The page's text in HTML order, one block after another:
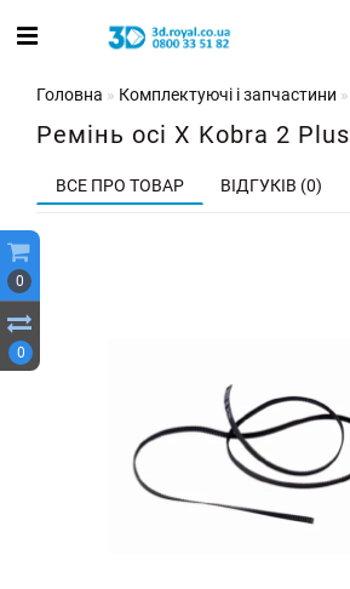
0
0
Головна Комплектуючі і запчастини
Ремінь осі X Kobra 2 Plus
ВСЕ ПРО ТОВАР ВІДГУКІВ (0)